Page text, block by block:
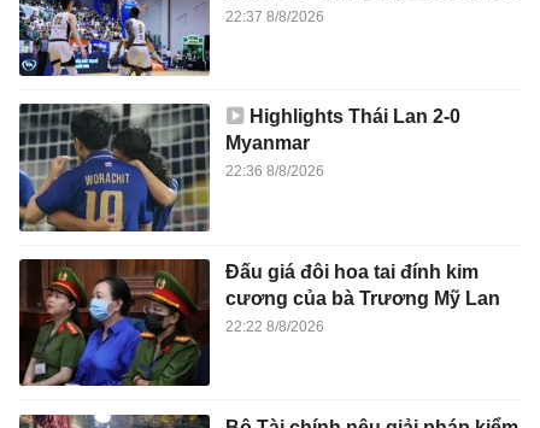
22:37 8/8/2026
Highlights Thái Lan 2-0
Myanmar
22:36 8/8/2026
Đấu giá đôi hoa tai đính kim
cương của bà Trương Mỹ Lan
22:22 8/8/2026